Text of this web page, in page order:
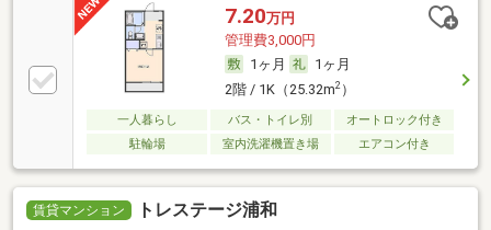
7.20万円
管理費3,000円
1ヶ月
1ヶ月
2階 / 1K（25.32m2）
一人暮らし バス・トイレ別
オートロック付き
駐輪場
室内洗濯機置き場 エアコン付き
賃貸マンション トレステージ浦和